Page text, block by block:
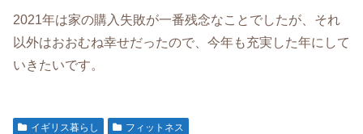
2021年は家の購入失敗が一番残念なことでしたが、それ
以外はおおむね幸せだったので、今年も充実した年にして
いきたいです。
イギリス暮らし フィットネス